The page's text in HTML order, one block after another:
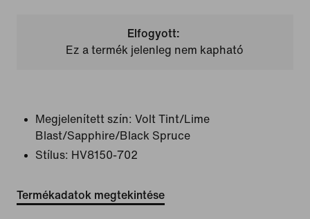
Elfogyott:
Ez a termék jelenleg nem kapható
Megjelenített szín: Volt Tint/Lime
Blast/Sapphire/Black Spruce
Stílus: HV8150-702
Termékadatok megtekintése